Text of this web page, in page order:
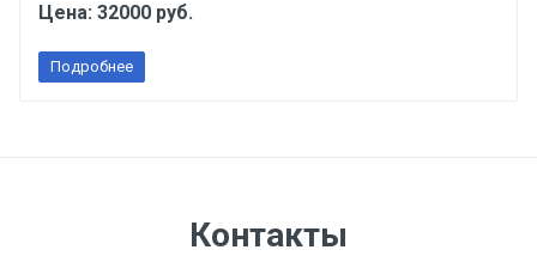
Цена: 32000 руб.
Подробнее
Контакты